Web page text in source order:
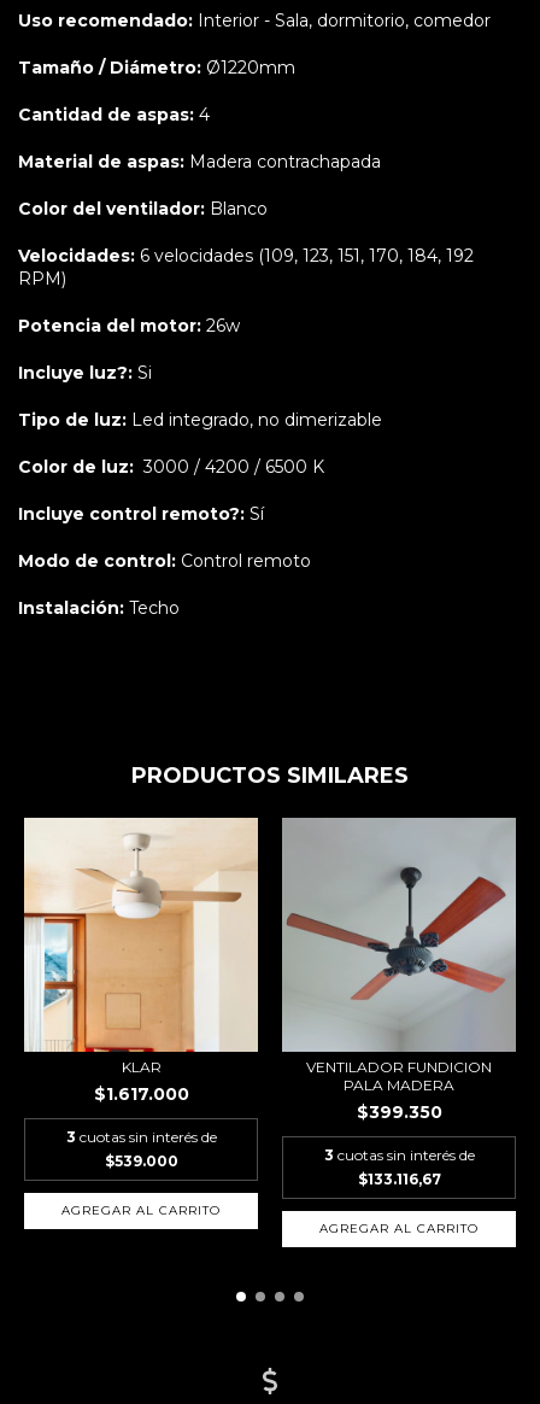
Uso recomendado: Interior - Sala, dormitorio, comedor
Tamaño / Diámetro: Ø1220mm
Cantidad de aspas: 4
Material de aspas: Madera contrachapada
Color del ventilador: Blanco
Velocidades: 6 velocidades (109, 123, 151, 170, 184, 192
RPM)
Potencia del motor: 26w
Incluye luz?: Si
Tipo de luz: Led integrado, no dimerizable
Color de luz: 3000 / 4200 / 6500 K
Incluye control remoto?: Sí
Modo de control: Control remoto
Instalación: Techo
PRODUCTOS SIMILARES
KLAR
$1.617.000
3 cuotas sin interés de
$539.000
AGREGAR AL CARRITO
VENTILADOR FUNDICION
PALA MADERA
$399.350
3 cuotas sin interés de
$133.116,67